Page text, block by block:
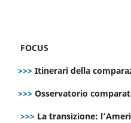
FOCUS
>>> Itinerari della
>>> Osservatorio
>>> La transizione: